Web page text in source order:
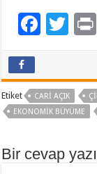
F
b
o
k
T
er
Etiket CARI AÇIK
EKONOMIK BÜYÜME
Bir cevap